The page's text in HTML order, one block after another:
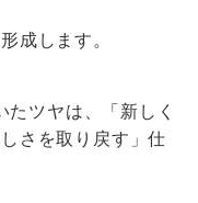
成します。
ツヤは、「新しく
さを取り戻す」仕